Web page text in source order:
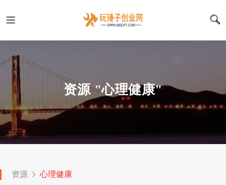
资源 "心理健康"
资源 心理健康